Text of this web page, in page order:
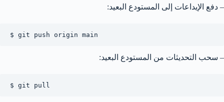
– دفع الإيداعات إلى المستودع البعيد:
$ git push origin main
– سحب التحديثات من المستودع البعيد:
$ git pull